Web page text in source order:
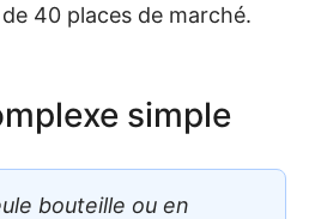
40 places de marché.
simple
bouteille ou en